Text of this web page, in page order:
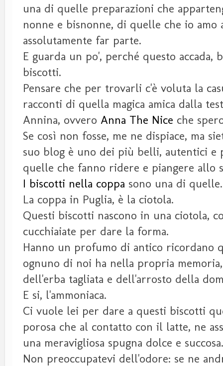
una di quelle preparazioni che
nonne e bisnonne, di quelle che io
assolutamente far parte.
E guarda un po', perché questo accada,
biscotti.
Pensare che per trovarli c'è voluta la
racconti di quella magica amica dalla
Annina, ovvero Anna The Nice che
Se così non fosse, me ne dispiace, ma
suo blog è uno dei più belli, autentici e
quelle che fanno ridere e piangere allo
I biscotti nella coppa sono una di
La coppa in Puglia, è la ciotola.
Questi biscotti nascono in una ciotola,
cucchiaiate per dare la forma.
Hanno un profumo di antico ricordano
ognuno di noi ha nella propria
dell'erba tagliata e dell'arrosto della
E si, l'ammoniaca.
Ci vuole lei per dare a questi biscotti
porosa che al contatto con il latte, ne
una meravigliosa spugna dolce e
Non preoccupatevi dell'odore: se ne